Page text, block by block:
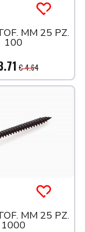
al carrello
MM 25 PZ.
100
€ 4.64
al carrello
MM 25 PZ.
1000